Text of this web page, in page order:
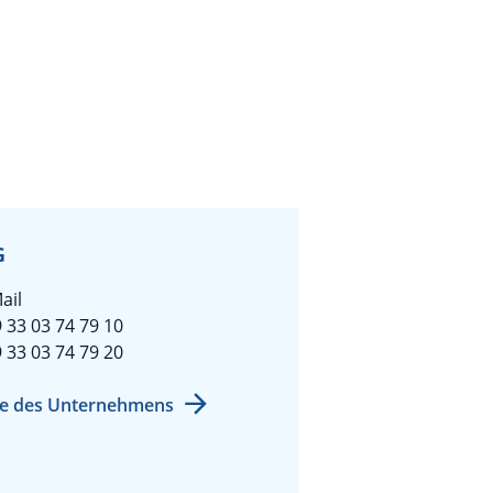
33 03 74 79 10
33 03 74 79 20
des Unternehmens